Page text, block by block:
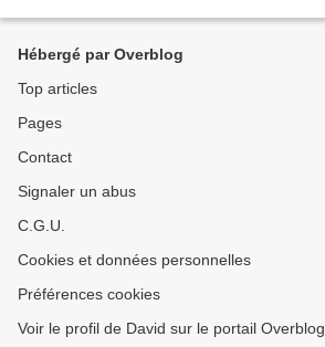
Hébergé par Overblog
Top articles
Pages
Contact
Signaler un abus
C.G.U.
Cookies et données personnelles
Préférences cookies
Voir le profil de David sur le portail Overblog